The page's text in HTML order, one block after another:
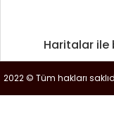
Haritalar ile
2022 © Tüm hakları